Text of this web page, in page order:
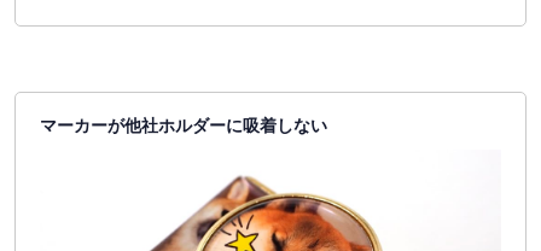
マーカーが他社ホルダーに吸着しない